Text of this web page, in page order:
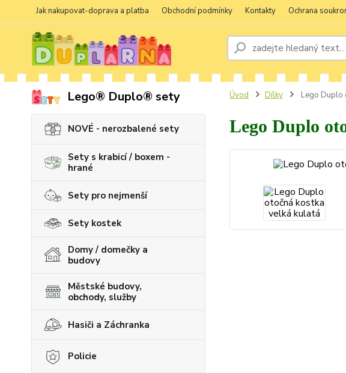
Jak nakupovat-doprava a platba Obchodní podmínky Kontakty Ochrana
Lego® Duplo® sety
NOVÉ - nerozbalené sety
Sety s krabicí / boxem -
hrané
Sety pro nejmenší
Sety kostek
Domy / domečky a
budovy
Městské budovy,
obchody, služby
Hasiči a Záchranka
Policie
Úvod Dílky Lego Duplo
Lego Duplo